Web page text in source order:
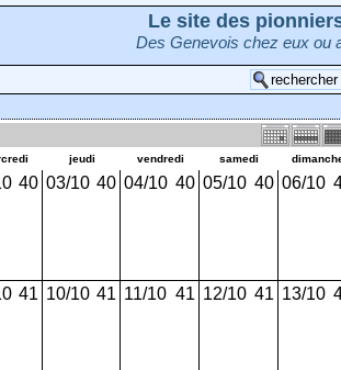
Le site des
Des Genevois chez eux ou
jeudi vendredi samedi
40 03/10 40 04/10 40 05/10 40 06/10
41 10/10 41 11/10 41 12/10 41 13/10